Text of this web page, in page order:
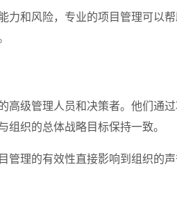
力和风险，专业的项目管理可以
高级管理人员和决策者。他们通
组织的总体战略目标保持一致。
管理的有效性直接影响到组织的